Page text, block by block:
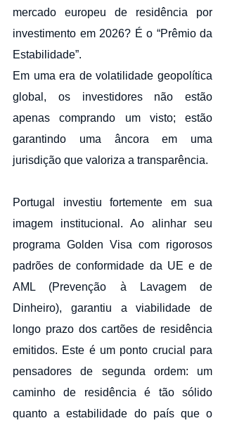
mercado europeu de residência por
investimento em 2026? É o “Prêmio da
Estabilidade”.
Em uma era de volatilidade geopolítica
global, os investidores não estão
apenas comprando um visto; estão
garantindo uma âncora em uma
jurisdição que valoriza a transparência.
Portugal investiu fortemente em sua
imagem institucional. Ao alinhar seu
programa Golden Visa com rigorosos
padrões de conformidade da UE e de
AML (Prevenção à Lavagem de
Dinheiro), garantiu a viabilidade de
longo prazo dos cartões de residência
emitidos. Este é um ponto crucial para
pensadores de segunda ordem: um
caminho de residência é tão sólido
quanto a estabilidade do país que o